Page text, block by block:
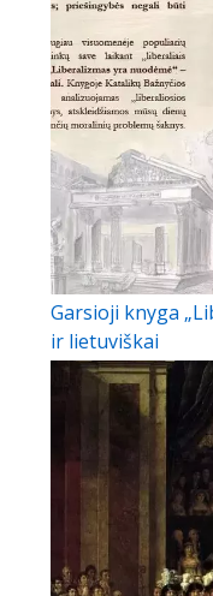
Garsioji knyga
ir lietuviškai